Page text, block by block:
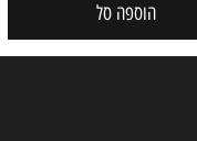
הוספה סל